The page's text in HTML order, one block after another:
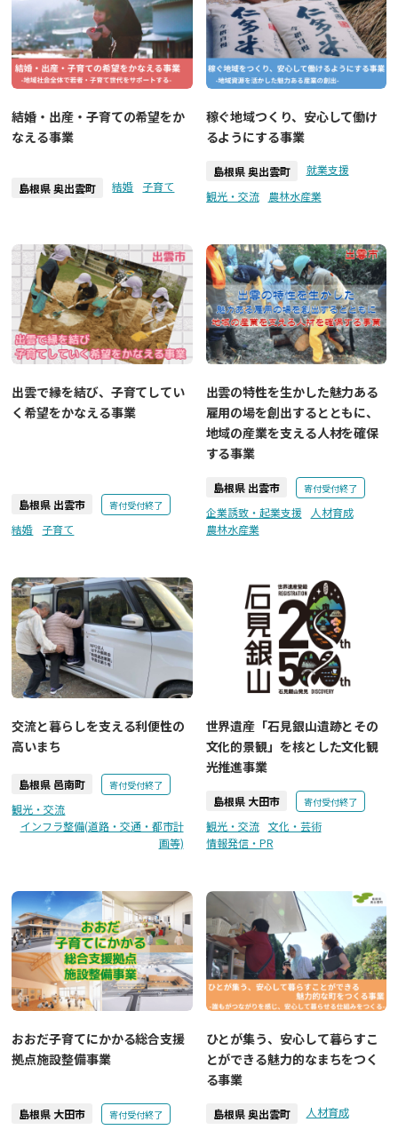
結婚・出産・子育ての希望をか
なえる事業
島根県 奥出雲町 結婚 子育て
稼ぐ地域つくり、安心して働け
るようにする事業
島根県 奥出雲町
就業支援
観光・交流
農林水産業
出雲で縁を結び、子育てしてい
く希望をかなえる事業
島根県 出雲市 寄付受付終了
結婚 子育て
出雲の特性を生かした魅力ある
雇用の場を創出するとともに、
地域の産業を支える人材を確保
する事業
島根県 出雲市 寄付受付終了
企業誘致・起業支援
人材育成
農林水産業
交流と暮らしを支える利便性の
高いまち
島根県 邑南町 寄付受付終了
観光・交流
インフラ整備(道路・交通・都市計
画等)
世界遺産「石見銀山遺跡とその
文化的景観」を核とした文化観
光推進事業
島根県 大田市 寄付受付終了
観光・交流
文化・芸術
情報発信・PR
おおだ子育てにかかる総合支援
拠点施設整備事業
島根県 大田市 寄付受付終了
ひとが集う、安心して暮らすこ
とができる魅力的なまちをつく
る事業
島根県 奥出雲町
人材育成